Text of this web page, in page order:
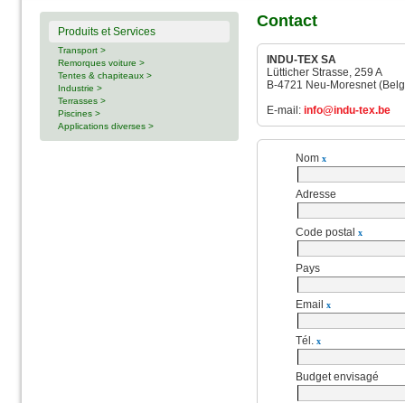
Produits et Services
Transport >
Remorques voiture >
Tentes & chapiteaux >
Industrie >
Terrasses >
Piscines >
Applications diverses >
Contact
INDU-TEX SA
Lütticher Strasse, 259 A
B-4721 Neu-Moresnet
E-mail: info@indu-tex.be
Nom x
Adresse
Code postal x
Pays
Email x
Tél. x
Budget envisagé